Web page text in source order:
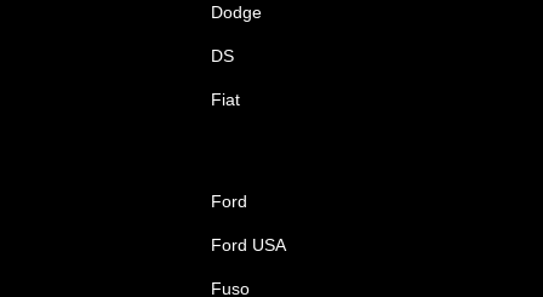
Dodge
DS
Fiat
Ford
Ford USA
Fuso